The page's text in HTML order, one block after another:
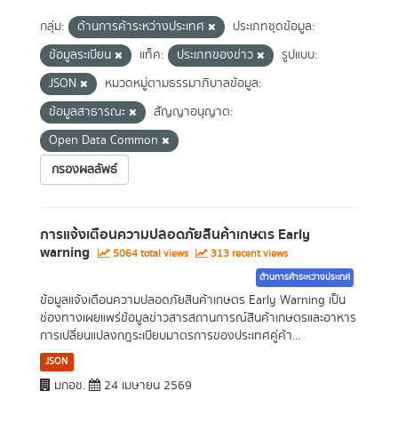
กลุ่ม: ด้านการค้าระหว่างประเทศ
ประเภทชุดข้อมูล:
ข้อมูลระเบียน
แท็ค: ประเภทของข่าว
รูปแบบ:
JSON
หมวดหมู่ตามธรรมาภิบาลข้อมูล:
ข้อมูลสาธารณะ
สัญญาอนุญาต:
Open Data Common
กรองผลลัพธ์
การแจ้งเตือนความปลอดภัยสินค้าเกษตร Early
warning 5064 total views 313 recent views
ด้านการค้าระหว่างประเทศ
ข้อมูลแจ้งเตือนความปลอดภัยสินค้าเกษตร Early Warning เป็น
ช่องทางเผยแพร่ข้อมูลข่าวสารสถานการณ์สินค้าเกษตรและอาหาร
การเปลี่ยนแปลงกฎระเบียบมาตรการของประเทศคู่ค้า...
JSON
มกอช. 24 เมษายน 2569